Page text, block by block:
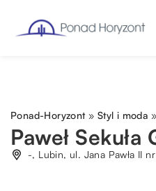
Ponad-Horyzont» Styl i moda »
Paweł
-, Lubin, ul. Jana Pawła II